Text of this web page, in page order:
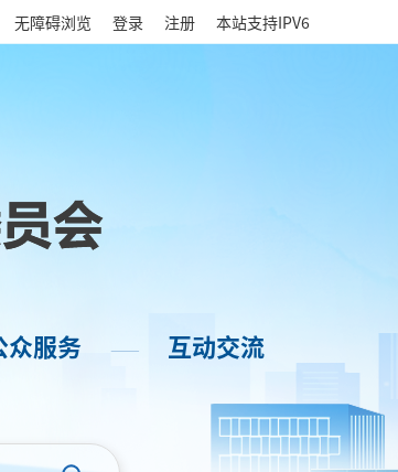
无障碍浏览 登录 注册 本站支持IPV6
众服务 —— 互动交流